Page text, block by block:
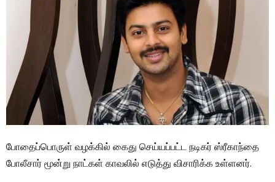
போதைப்பொருள் வழக்கில் கைது செய்யப்பட்ட நடிகர் ஸ்ரீகாந்தை
போலீசார் மூன்று நாட்கள் காவலில் எடுத்து விசாரிக்க உள்ளனர்.